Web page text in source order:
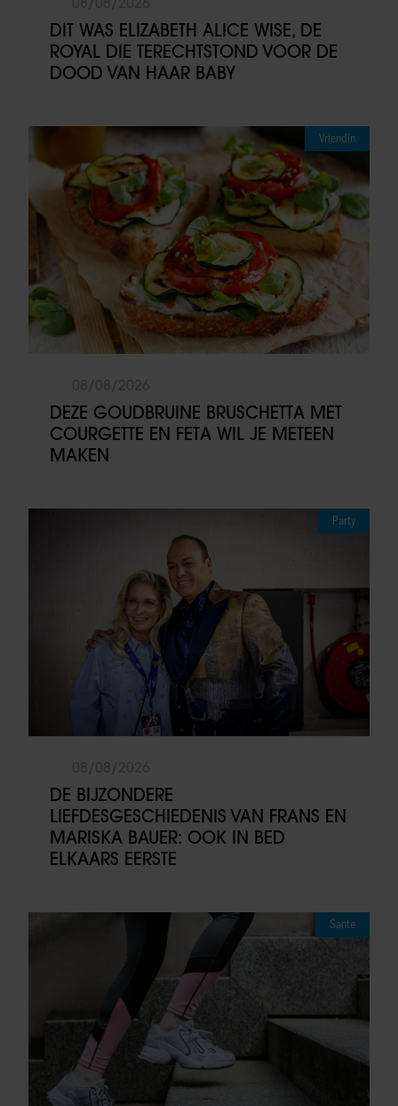
DIT WAS ELIZABETH ALICE WISE, DE
ROYAL DIE TERECHTSTOND VOOR DE
DOOD VAN HAAR BABY
Vriendin
DEZE GOUDBRUINE BRUSCHETTA MET
COURGETTE EN FETA WIL JE METEEN
MAKEN
Party
DE BIJZONDERE
LIEFDESGESCHIEDENIS VAN FRANS EN
MARISKA BAUER: OOK IN BED
ELKAARS EERSTE
Sante